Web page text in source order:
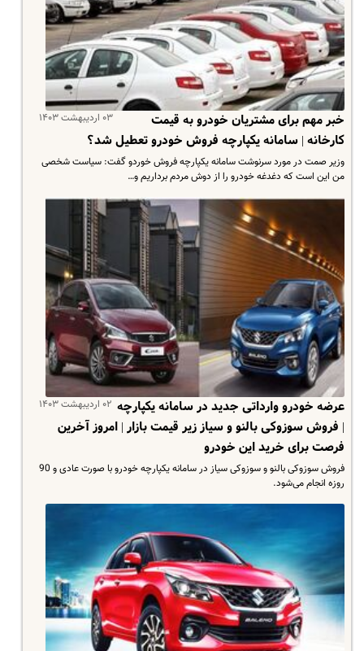
۰۳ اردیبهشت ۱۴۰۳
خبر مهم برای مشتریان خودرو به قیمت
کارخانه | سامانه یکپارچه فروش خودرو تعطیل شد؟
وزیر صمت در مورد سرنوشت سامانه یکپارچه فروش خوردو گفت: سیاست شخصی
من این است که دغدغه خودرو را از دوش مردم برداریم و…
۰۲ اردیبهشت ۱۴۰۳ عرضه خودرو وارداتی جدید در سامانه یکپارچه
| فروش سوزوکی بالنو و سیاز زیر قیمت بازار | امروز آخرین
فرصت برای خرید این خودرو
فروش سوزوکی بالنو و سوزوکی سیاز در سامانه یکپارچه خودرو با صورت عادی و 90
روزه انجام می‌شود.